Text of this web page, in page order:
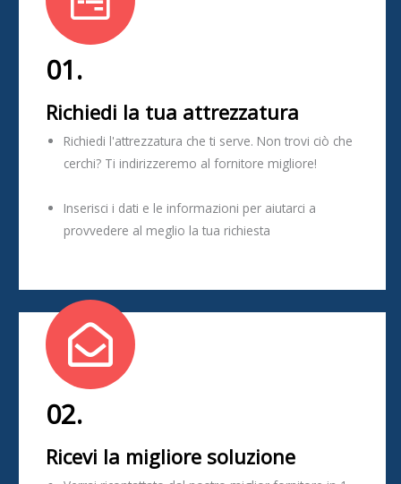
01.
Richiedi la tua attrezzatura
Richiedi l'attrezzatura che ti serve. Non trovi ciò che
cerchi? Ti indirizzeremo al fornitore migliore!
Inserisci i dati e le informazioni per aiutarci a
provvedere al meglio la tua richiesta
02.
Ricevi la migliore soluzione